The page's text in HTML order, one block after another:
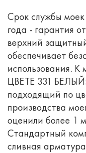
Срок службы моек
года - гарантия
верхний
обеспечивает
использования. К
ЦВЕТЕ 331
подходящий по
производства
оценили более 1
Стандартный
сливная